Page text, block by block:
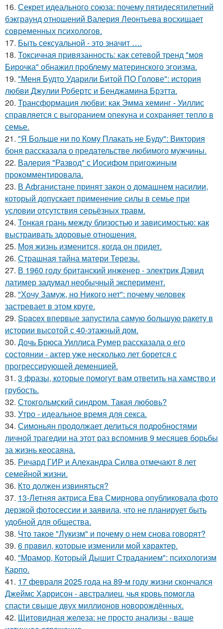
16. Секрет идеального союза: почему пятидесятилетний
бэкграунд отношений Валерия Леонтьева восхищает
современных психологов.
17. Быть сексуальной - это значит ….
18. Токсичная привязанность: как сетевой тренд "моя
Бирочка" обнажил проблему материнского эгоизма.
19. "Меня Будто Ударили Битой ПО Голове": история
любви Джулии Робертс и Бенджамина Брэтта.
20. Трансформация любви: как Эмма хеминг - Уиллис
справляется с выгоранием опекуна и сохраняет тепло в
семье.
21. "Я Больше ни по Кому Плакать не Буду": Виктория
боня рассказала о предательстве любимого мужчины.
22. Валерия "Развод" с Иосифом пригожиным
прокомментировала.
23. В Афганистане принят закон о домашнем насилии,
который допускает применение силы в семье при
условии отсутствия серьёзных травм.
24. Тонкая грань между близостью и зависимостью: как
выстраивать здоровые отношения.
25. Моя жизнь изменится, когда он придет.
26. Страшная тайна матери Терезы.
27. В 1960 году британский инженер - электрик Дэвид
латимер задумал необычный эксперимент.
28. "Хочу Замуж, но Никого нет": почему человек
застревает в этом круге.
29. Spacex впервые запустила самую большую ракету в
истории высотой с 40-этажный дом.
30. Дочь Брюса Уиллиса Румер рассказала о его
состоянии - актер уже несколько лет борется с
прогрессирующей деменцией.
31. 3 фразы, которые помогут вам ответить на хамство и
грубость.
32. Стокгольмский синдром. Такая любовь?
33. Утро - идеальное время для секса.
34. Симоньян продолжает делиться подробностями
личной трагедии на этот раз вспомнив 9 месяцев борьбы
за жизнь кеосаяна.
35. Ричард ГИР и Алехандра Силва отмечают 8 лет
семейной жизни.
36. Кто должен извиняться?
37. 13-Летняя актриса Ева Смирнова опубликовала фото
дерзкой фотосессии и заявила, что не планирует быть
удобной для общества.
38. Что такое "Лукизм" и почему о нем снова говорят?
39. 6 прaвил, которые изменили мой хaрaктер.
40. "Мрамор, Который Дышит Страданием": психологизм
Карпо.
41. 17 февраля 2025 года на 89-м году жизни скончался
Джеймс Харрисон - австралиец, чья кровь помогла
спасти свыше двух миллионов новорождённых.
42. Щитовидная железа: не просто анализы - ваше